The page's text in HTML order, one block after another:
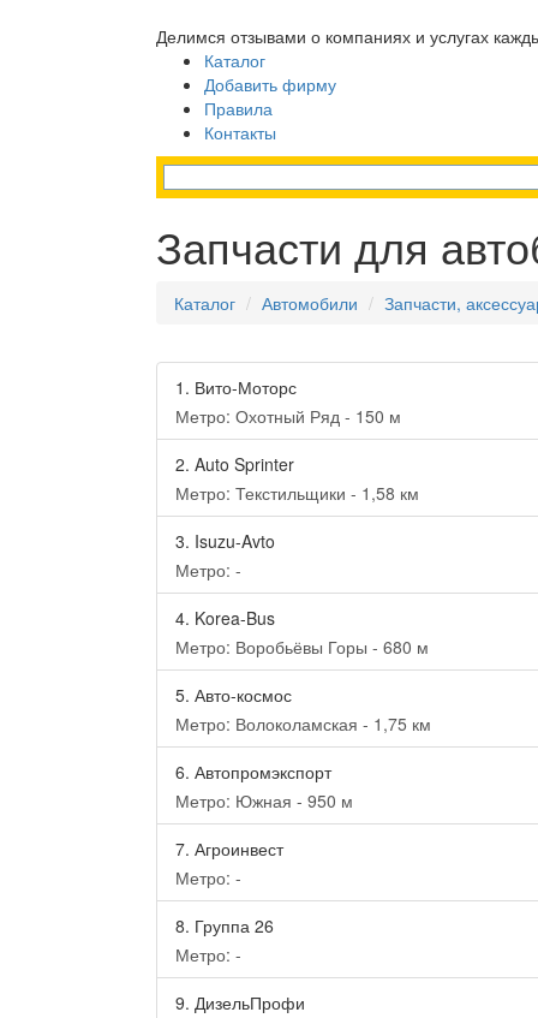
Делимся отзывами о компаниях и услугах
Каталог
Добавить фирму
Правила
Контакты
Запчасти для
Каталог Автомобили Запчасти,
1. Вито-Моторс
Метро: Охотный Ряд - 150 м
2. Auto Sprinter
Метро: Текстильщики - 1,58 км
3. Isuzu-Avto
Метро: -
4. Korea-Bus
Метро: Воробьёвы Горы - 680 м
5. Авто-космос
Метро: Волоколамская - 1,75 км
6. Автопромэкспорт
Метро: Южная - 950 м
7. Агроинвест
Метро: -
8. Группа 26
Метро: -
9. ДизельПрофи